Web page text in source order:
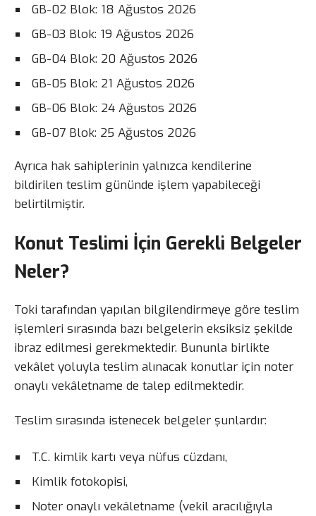
GB-02 Blok: 18 Ağustos 2026
GB-03 Blok: 19 Ağustos 2026
GB-04 Blok: 20 Ağustos 2026
GB-05 Blok: 21 Ağustos 2026
GB-06 Blok: 24 Ağustos 2026
GB-07 Blok: 25 Ağustos 2026
Ayrıca hak sahiplerinin yalnızca kendilerine
bildirilen teslim gününde işlem yapabileceği
belirtilmiştir.
Konut Teslimi İçin Gerekli Belgeler
Neler?
Toki tarafından yapılan bilgilendirmeye göre teslim
işlemleri sırasında bazı belgelerin eksiksiz şekilde
ibraz edilmesi gerekmektedir. Bununla birlikte
vekâlet yoluyla teslim alınacak konutlar için noter
onaylı vekâletname de talep edilmektedir.
Teslim sırasında istenecek belgeler şunlardır:
T.C. kimlik kartı veya nüfus cüzdanı,
Kimlik fotokopisi,
Noter onaylı vekâletname (vekil aracılığıyla